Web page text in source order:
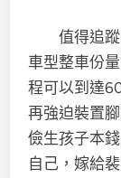
值得追
車型整車份
程可以到達
再強迫裝置
儉生孩子本
自己，嫁給